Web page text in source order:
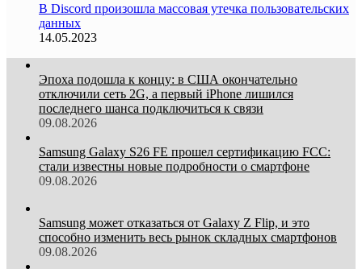
В Discord произошла массовая утечка пользовательских
данных
14.05.2023
Эпоха подошла к концу: в США окончательно
отключили сеть 2G, а первый iPhone лишился
последнего шанса подключиться к связи
09.08.2026
Samsung Galaxy S26 FE прошел сертификацию FCC:
стали известны новые подробности о смартфоне
09.08.2026
Samsung может отказаться от Galaxy Z Flip, и это
способно изменить весь рынок складных смартфонов
09.08.2026